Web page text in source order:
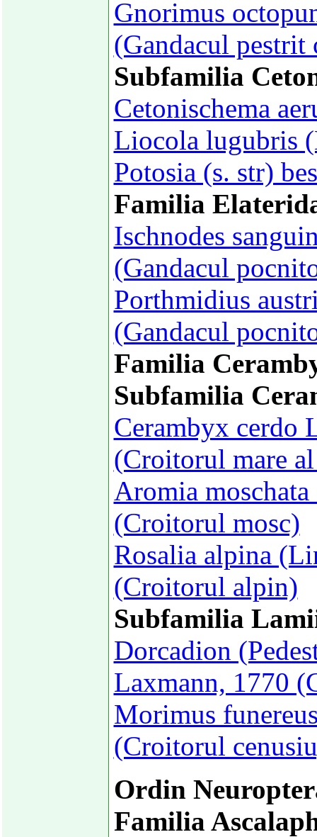
Gnorimus
(Gandacul pestrit
Subfamilia
Cetonischema
Liocola lugubris
Potosia (s. str)
Familia
Ischnodes
(Gandacul
Porthmidius
(Gandacul
Familia
Subfamilia
Cerambyx cerdo
(Croitorul mare
Aromia
(Croitorul mosc)
Rosalia alpina
(Croitorul alpin)
Subfamilia
Dorcadion
Laxmann, 1770
Morimus
(Croitorul
Ordin
Familia